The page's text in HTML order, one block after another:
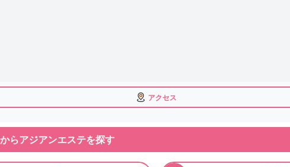
アクセス
らアジアンエステを探す